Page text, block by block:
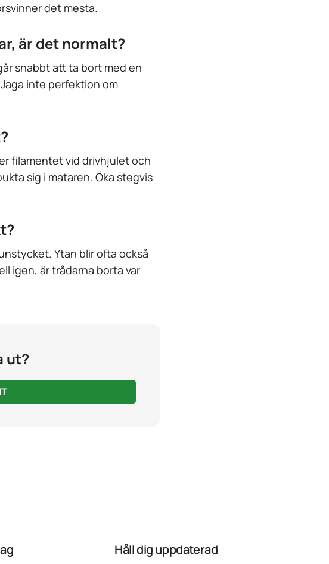
det mesta.
är det normalt?
snabbt att ta bort med en
inte perfektion om
filamentet vid drivhjulet och
sig i mataren. Öka stegvis
Ytan blir ofta också
igen, är trådarna borta var
ut?
Håll dig uppdaterad